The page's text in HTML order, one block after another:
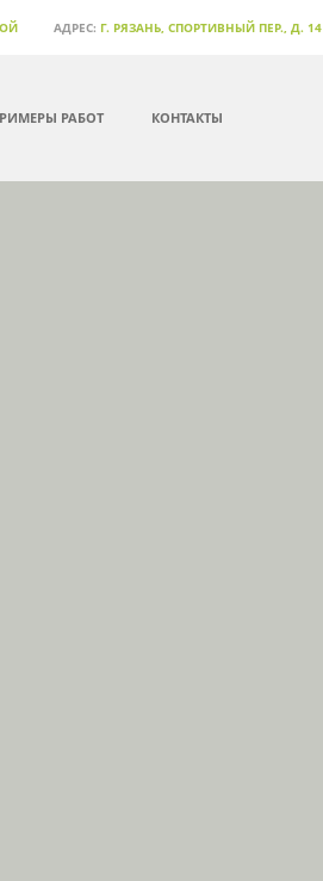
АДРЕС: Г. РЯЗАНЬ, СПОРТИВНЫЙ ПЕР., Д. 14
РАБОТ КОНТАКТЫ